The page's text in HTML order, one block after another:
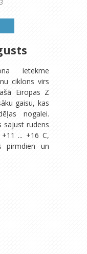
ietekme
ciklons virs
Eiropas Z
gaisu, kas
nogalei.
sajust rudens
... +16 C,
pirmdien un